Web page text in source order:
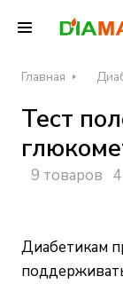
Главная
Тест
9 товаров
Диабетикам